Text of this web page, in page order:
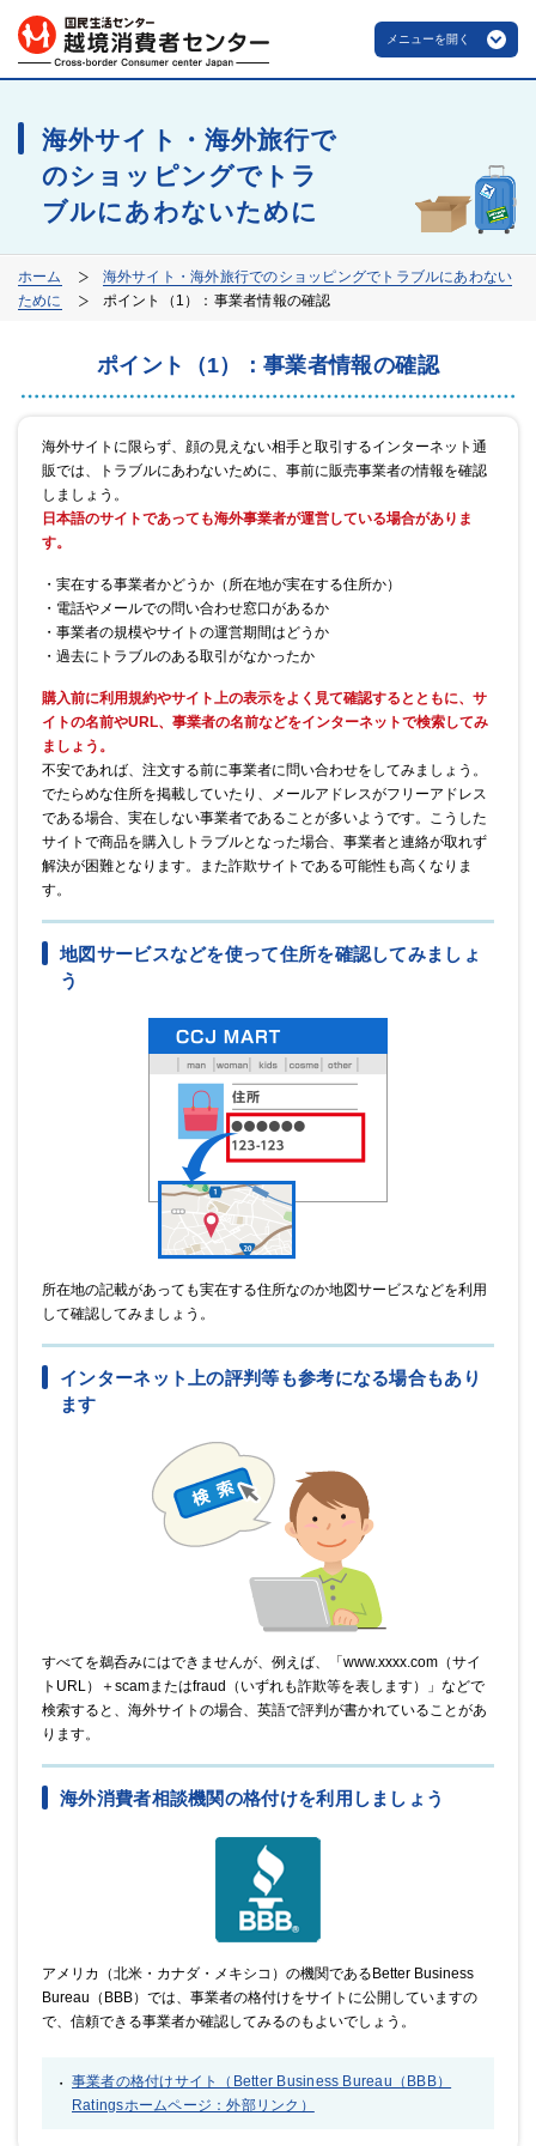
メニューを開く
海外サイト・海外旅行で
のショッピングでトラ
ブルにあわないために
ホーム
海外サイト・海外旅行でのショッピングでトラブルにあわない
ために
ポイント（1）：事業者情報の確認
ポイント（1）：事業者情報の確認
海外サイトに限らず、顔の見えない相手と取引するインターネット通
販では、トラブルにあわないために、事前に販売事業者の情報を確認
しましょう。
日本語のサイトであっても海外事業者が運営している場合がありま
す。
・実在する事業者かどうか（所在地が実在する住所か）
・電話やメールでの問い合わせ窓口があるか
・事業者の規模やサイトの運営期間はどうか
・過去にトラブルのある取引がなかったか
購入前に利用規約やサイト上の表示をよく見て確認するとともに、サ
イトの名前やURL、事業者の名前などをインターネットで検索してみ
ましょう。
不安であれば、注文する前に事業者に問い合わせをしてみましょう。
でたらめな住所を掲載していたり、メールアドレスがフリーアドレス
である場合、実在しない事業者であることが多いようです。こうした
サイトで商品を購入しトラブルとなった場合、事業者と連絡が取れず
解決が困難となります。また詐欺サイトである可能性も高くなりま
す。
地図サービスなどを使って住所を確認してみましょ
う
所在地の記載があっても実在する住所なのか地図サービスなどを利用
して確認してみましょう。
インターネット上の評判等も参考になる場合もあり
ます
すべてを鵜呑みにはできませんが、例えば、「www.xxxx.com（サイ
トURL）＋scamまたはfraud（いずれも詐欺等を表します）」などで
検索すると、海外サイトの場合、英語で評判が書かれていることがあ
ります。
海外消費者相談機関の格付けを利用しましょう
アメリカ（北米・カナダ・メキシコ）の機関であるBetter Business
Bureau（BBB）では、事業者の格付けをサイトに公開していますの
で、信頼できる事業者か確認してみるのもよいでしょう。
事業者の格付けサイト（Better Business Bureau（BBB）
Ratingsホームページ：外部リンク）